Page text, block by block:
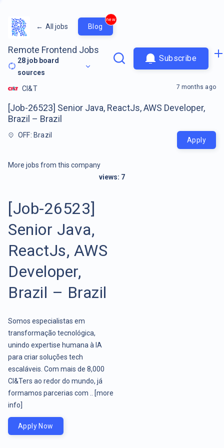
← All jobs Blog
new
Remote Frontend Jobs
28 job board
sources
Subscribe
CI&T
[Job-26523] Senior Java, ReactJs, AWS Developer,
Brazil – Brazil
OFF: Brazil
7 months ago
Apply
More jobs from this company
views: 7
[Job-26523]
Senior Java,
ReactJs, AWS
Developer,
Brazil – Brazil
Somos especialistas em
transformação tecnológica,
unindo expertise humana à IA
para criar soluções tech
escaláveis. Com mais de 8,000
CI&Ters ao redor do mundo, já
formamos parcerias com ..
[more
info]
Apply Now